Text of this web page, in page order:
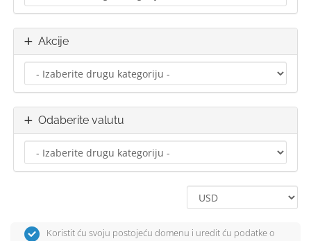
Akcije
Odaberite valutu
Koristit ću svoju postojeću domenu i uredit ću podatke o